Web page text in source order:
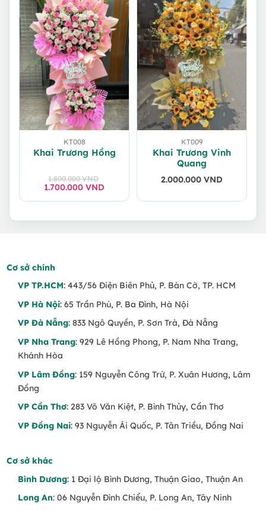
KT008
Khai Trương Hồng
1.800.000VND
Giá
1.700.000 VND
Giá
KT009
Khai Trương Vinh
Quang
2.000.000 VND
Cơ sở chính
VP TP.HCM: 443/56 Điện Biên Phủ, P. Bàn Cờ, TP. HCM
VP Hà Nội: 65 Trần Phú, P. Ba Đình, Hà Nội
VP Đà Nẵng: 833 Ngô Quyền, P. Sơn Trà, Đà Nẵng
VP Nha Trang: 929 Lê Hồng Phong, P. Nam Nha Trang,
Khánh Hòa
VP Lâm Đồng: 159 Nguyễn Công Trứ, P. Xuân Hương, Lâm
Đồng
VP Cần Thơ: 283 Võ Văn Kiệt, P. Bình Thủy, Cần Thơ
VP Đồng Nai: 93 Nguyễn Ái Quốc, P. Tân Triều, Đồng Nai
Cơ sở khác
Bình Dương: 1 Đại lộ Bình Dương, Thuận Giao, Thuận An
Long An: 06 Nguyễn Đình Chiểu, P. Long An, Tây Ninh